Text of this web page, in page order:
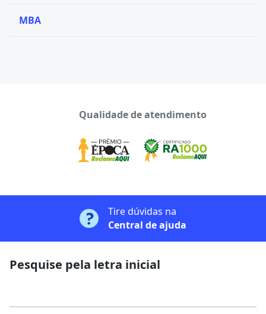
MBA
Qualidade de atendimento
Tire dúvidas na
Central de ajuda
Pesquise pela letra inicial